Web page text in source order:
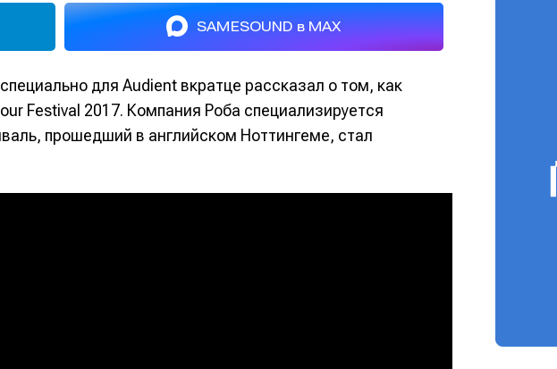
SAMESOUND в MAX
специально для Audient вкратце рассказал о том, как
Festival 2017. Компания Роба специализируется
прошедший в английском Ноттингеме, стал